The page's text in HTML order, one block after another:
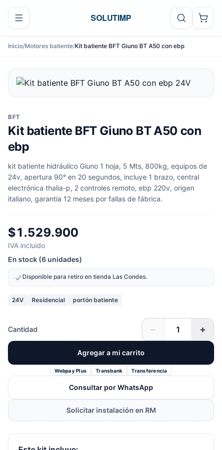
Ir al contenido
SOLUTIMP
Inicio/Motores batiente/Kit batiente BFT Giuno BT A50 con ebp
BFT
Kit batiente BFT Giuno BT A50 con
ebp
kit batiente hidráulico Giuno 1 hoja, 5 Mts, 800kg, equipos de
24v, apertura 90° en 20 segundos, incluye 1 brazo, central
electrónica thalia-p, 2 controles remoto, ebp 220v, origen
italiano, garantia 12 meses por fallas de fábrica.
$1.529.900
IVA incluido
En stock (6 unidades)
Disponible para retiro en tienda Las Condes.
24V Residencial portón batiente
Cantidad − +
Agregar a mi carrito
Webpay Plus Transbank Transferencia
Consultar por WhatsApp
Solicitar instalación en RM